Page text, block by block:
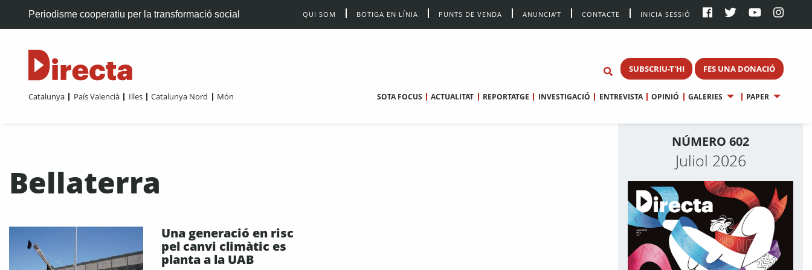
Periodisme cooperatiu per la transformació social QUI SOM BOTIGA EN LÍNIA PUNTS DE VENDA ANUNCIA’T CONTACTE INICIA SESSIÓ
SUBSCRIU-T'HI FES UNA DONACIÓ
Catalunya País Valencià Illes Catalunya Nord Món SOTA FOCUS ACTUALITAT REPORTATGE INVESTIGACIÓ ENTREVISTA OPINIÓ GALERIES PAPER
Bellaterra
Una generació en risc
pel canvi climàtic es
planta a la UAB
NÚMERO 602
Juliol 2026